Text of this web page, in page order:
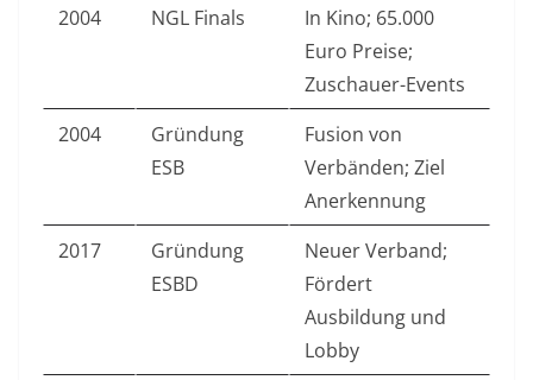
2004
NGL Finals
In Kino; 65.000
Euro Preise;
Zuschauer-Events
2004
Gründung
ESB
Fusion von
Verbänden; Ziel
Anerkennung
2017
Gründung
ESBD
Neuer Verband;
Fördert
Ausbildung und
Lobby